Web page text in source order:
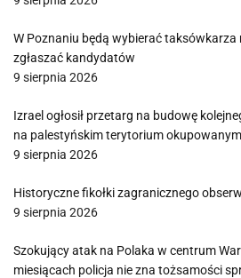
W Poznaniu będą wybierać taksówkarza
zgłaszać kandydatów
9 sierpnia 2026
Izrael ogłosił przetarg na budowę
na palestyńskim terytorium okupowanym
9 sierpnia 2026
Historyczne fikołki zagranicznego
9 sierpnia 2026
Szokujący atak na Polaka w centrum
miesiącach policja nie zna tożsamości